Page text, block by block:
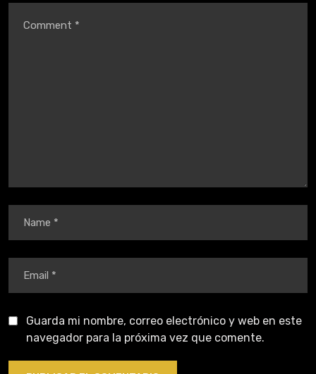
Guarda mi nombre, correo electrónico y web en este
navegador para la próxima vez que comente.